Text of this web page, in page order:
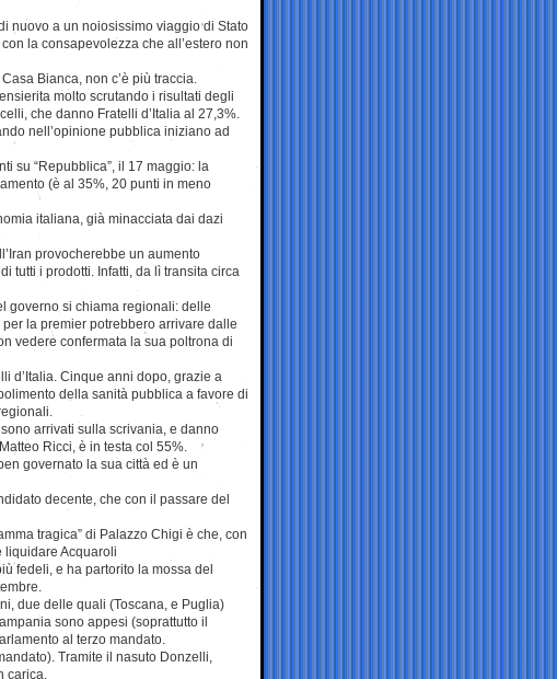
nuovo a un noiosissimo viaggio di Stato
la consapevolezza che all’estero non
Bianca, non c’è più traccia.
molto scrutando i risultati degli
che danno Fratelli d’Italia al 27,3%.
nell’opinione pubblica iniziano ad
su “Repubblica”, il 17 maggio: la
(è al 35%, 20 punti in meno
italiana, già minacciata dai dazi
provocherebbe un aumento
tutti i prodotti. Infatti, da lì transita circa
governo si chiama regionali: delle
la premier potrebbero arrivare dalle
vedere confermata la sua poltrona di
d’Italia. Cinque anni dopo, grazie a
della sanità pubblica a favore di
arrivati sulla scrivania, e danno
Ricci, è in testa col 55%.
governato la sua città ed è un
decente, che con il passare del
tragica” di Palazzo Chigi è che, con
liquidare Acquaroli
fedeli, e ha partorito la mossa del
due delle quali (Toscana, e Puglia)
sono appesi (soprattutto il
al terzo mandato.
Tramite il nasuto Donzelli,
carica.